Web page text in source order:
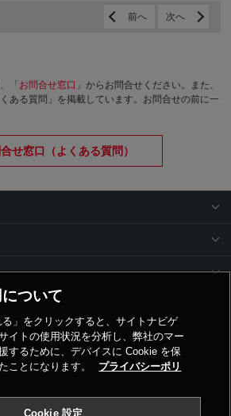
前へ 次へ
「 お問合せ窓口 」からお問合せください。
また、
ある質問」を掲載しています。お問合せの前に一
せ窓口（よくある質問）
ついて
る」をクリックすると、サイトナビゲ
イトの使用状況を分析し、弊社のマー
するために、デバイスに Cookie を保
ことになります。
プライバシーポリ
Cookie 設定